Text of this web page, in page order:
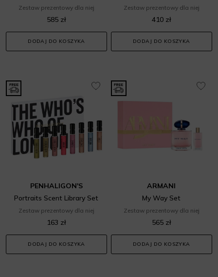
Zestaw prezentowy dla niej
585 zł
DODAJ DO KOSZYKA
Zestaw prezentowy dla niej
410 zł
DODAJ DO KOSZYKA
PENHALIGON'S
Portraits Scent Library Set
Zestaw prezentowy dla niej
163 zł
DODAJ DO KOSZYKA
ARMANI
My Way Set
Zestaw prezentowy dla niej
565 zł
DODAJ DO KOSZYKA